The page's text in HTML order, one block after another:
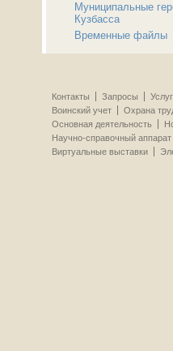
Муниципальные
Кузбасса
Временные файлы
Контакты Запросы
Воинский учет
Охрана
Основная деятельность
Научно-справочный аппарат
Виртуальные выставки